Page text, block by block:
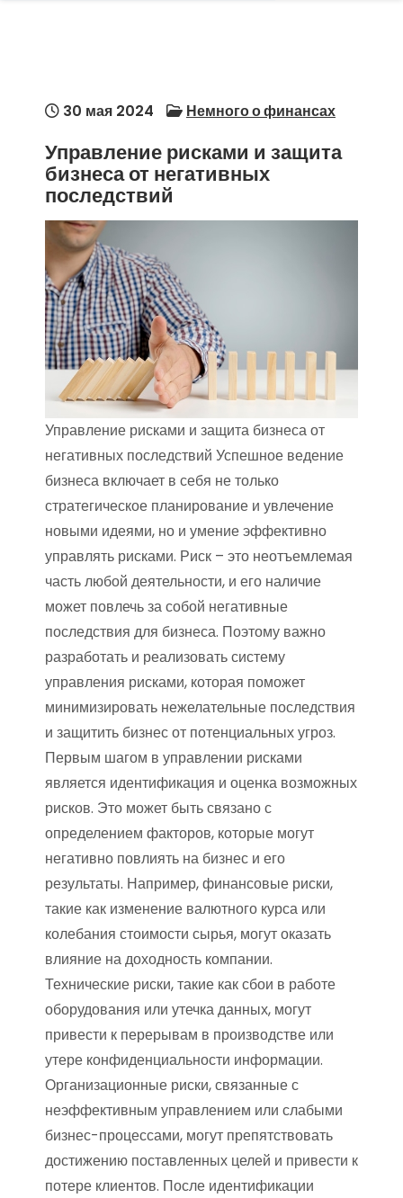
30 мая 2024 Немного о финансах
Управление рисками и защита
бизнеса от негативных
последствий
Управление рисками и защита бизнеса от
негативных последствий Успешное ведение
бизнеса включает в себя не только
стратегическое планирование и увлечение
новыми идеями, но и умение эффективно
управлять рисками. Риск – это неотъемлемая
часть любой деятельности, и его наличие
может повлечь за собой негативные
последствия для бизнеса. Поэтому важно
разработать и реализовать систему
управления рисками, которая поможет
минимизировать нежелательные последствия
и защитить бизнес от потенциальных угроз.
Первым шагом в управлении рисками
является идентификация и оценка возможных
рисков. Это может быть связано с
определением факторов, которые могут
негативно повлиять на бизнес и его
результаты. Например, финансовые риски,
такие как изменение валютного курса или
колебания стоимости сырья, могут оказать
влияние на доходность компании.
Технические риски, такие как сбои в работе
оборудования или утечка данных, могут
привести к перерывам в производстве или
утере конфиденциальности информации.
Организационные риски, связанные с
неэффективным управлением или слабыми
бизнес-процессами, могут препятствовать
достижению поставленных целей и привести к
потере клиентов. После идентификации